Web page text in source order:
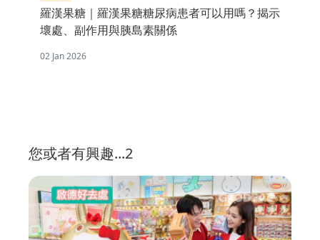
羅漢果糖｜羅漢果糖糖尿病患者可以用嗎？揭示
壞處、副作用與胰島素關係
02 Jan 2026
您或者有興趣...2